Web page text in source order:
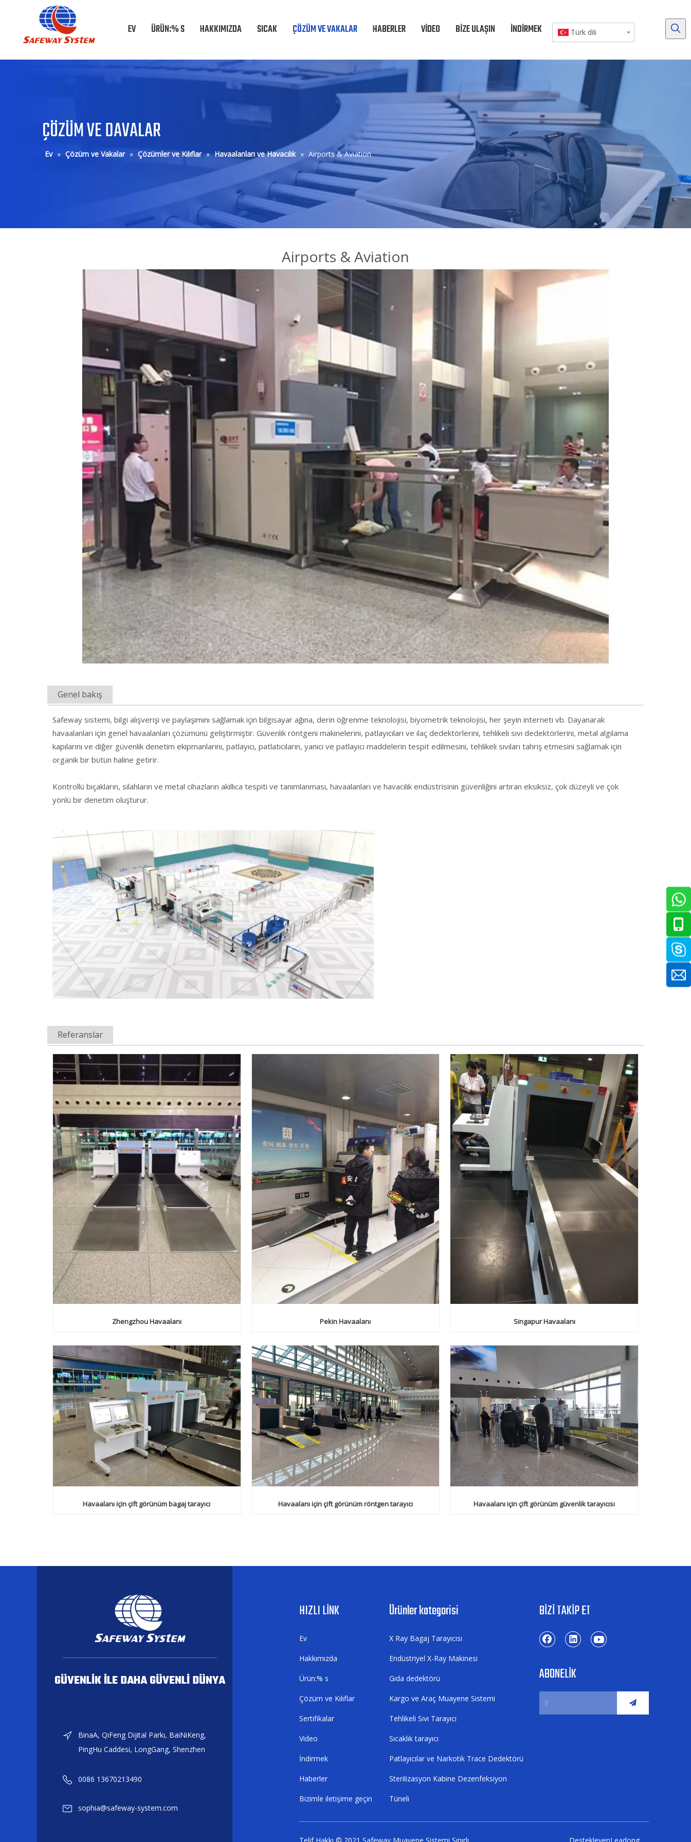
EV ÜRÜN:% S HAKKIMIZDA SICAK ÇÖZÜM VE VAKALAR HABERLER VIDEO BIZE ULAŞIN İNDIRMEK Türk dili
ÇÖZÜM VE DAVALAR
Ev » Çözüm ve Vakalar » Çözümler ve Kılıflar » Havaalanları ve Havacılık » Airports & Aviation
Airports & Aviation
Genel bakış
Safeway sistemi, bilgi alışverişi ve paylaşımını sağlamak için bilgisayar ağına, derin öğrenme teknolojisi, biyometrik teknolojisi, her şeyin interneti vb. Dayanarak
havaalanları için genel havaalanları çözümünü geliştirmiştir. Güvenlik röntgeni makinelerini, patlayıcıları ve ilaç dedektörlerini, tehlikeli sıvı dedektörlerini, metal algılama
kapılarını ve diğer güvenlik denetim ekipmanlarını, patlayıcı, patlatıcıların, yanıcı ve patlayıcı maddelerin tespit edilmesini, tehlikeli sıvıları tahriş etmesini sağlamak için
organik bir bütün haline getirir.
Kontrollü bıçakların, silahların ve metal cihazların akıllıca tespiti ve tanımlanması, havaalanları ve havacılık endüstrisinin güvenliğini artıran eksiksiz, çok düzeyli ve çok
yönlü bir denetim oluşturur.
Referanslar
Zhengzhou Havaalanı Pekin Havaalanı Singapur Havaalanı
Havaalanı için çift görünüm bagaj tarayıcı Havaalanı için çift görünüm röntgen tarayıcı Havaalanı için çift görünüm güvenlik tarayıcısı
GÜVENLİK İLE DAHA GÜVENLİ DÜNYA
BinaA, QiFeng Dijital Parkı, BaiNiKeng,
PingHu Caddesi, LongGang, Shenzhen
0086 13670213490
sophia@safeway-system.com
HIZLI LİNK
Ev
Hakkımızda
Ürün:% s
Çözüm ve Kılıflar
Sertifikalar
Video
İndirmek
Haberler
Bizimle iletişime geçin
Ürünler kategorisi
X Ray Bagaj Tarayıcısı
Endüstriyel X-Ray Makinesi
Gıda dedektörü
Kargo ve Araç Muayene Sistemi
Tehlikeli Sıvı Tarayıcı
Sıcaklık tarayıcı
Patlayıcılar ve Narkotik Trace Dedektörü
Sterilizasyon Kabine Dezenfeksiyon
Tüneli
BİZİ TAKİP ET
ABONELİK